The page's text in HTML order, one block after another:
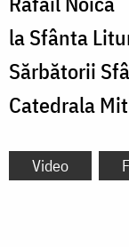
la Sfânta
Sărbătorii
Catedrala
Video